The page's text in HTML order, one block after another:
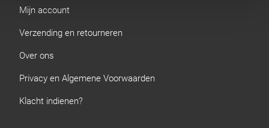
Mijn account
Verzending en retourneren
Over ons
Privacy en Algemene Voorwaarden
Klacht indienen?